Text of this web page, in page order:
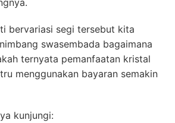
bervariasi segi tersebut kita
swasembada bagaimana
ternyata pemanfaatan kristal
menggunakan bayaran semakin
kunjungi: